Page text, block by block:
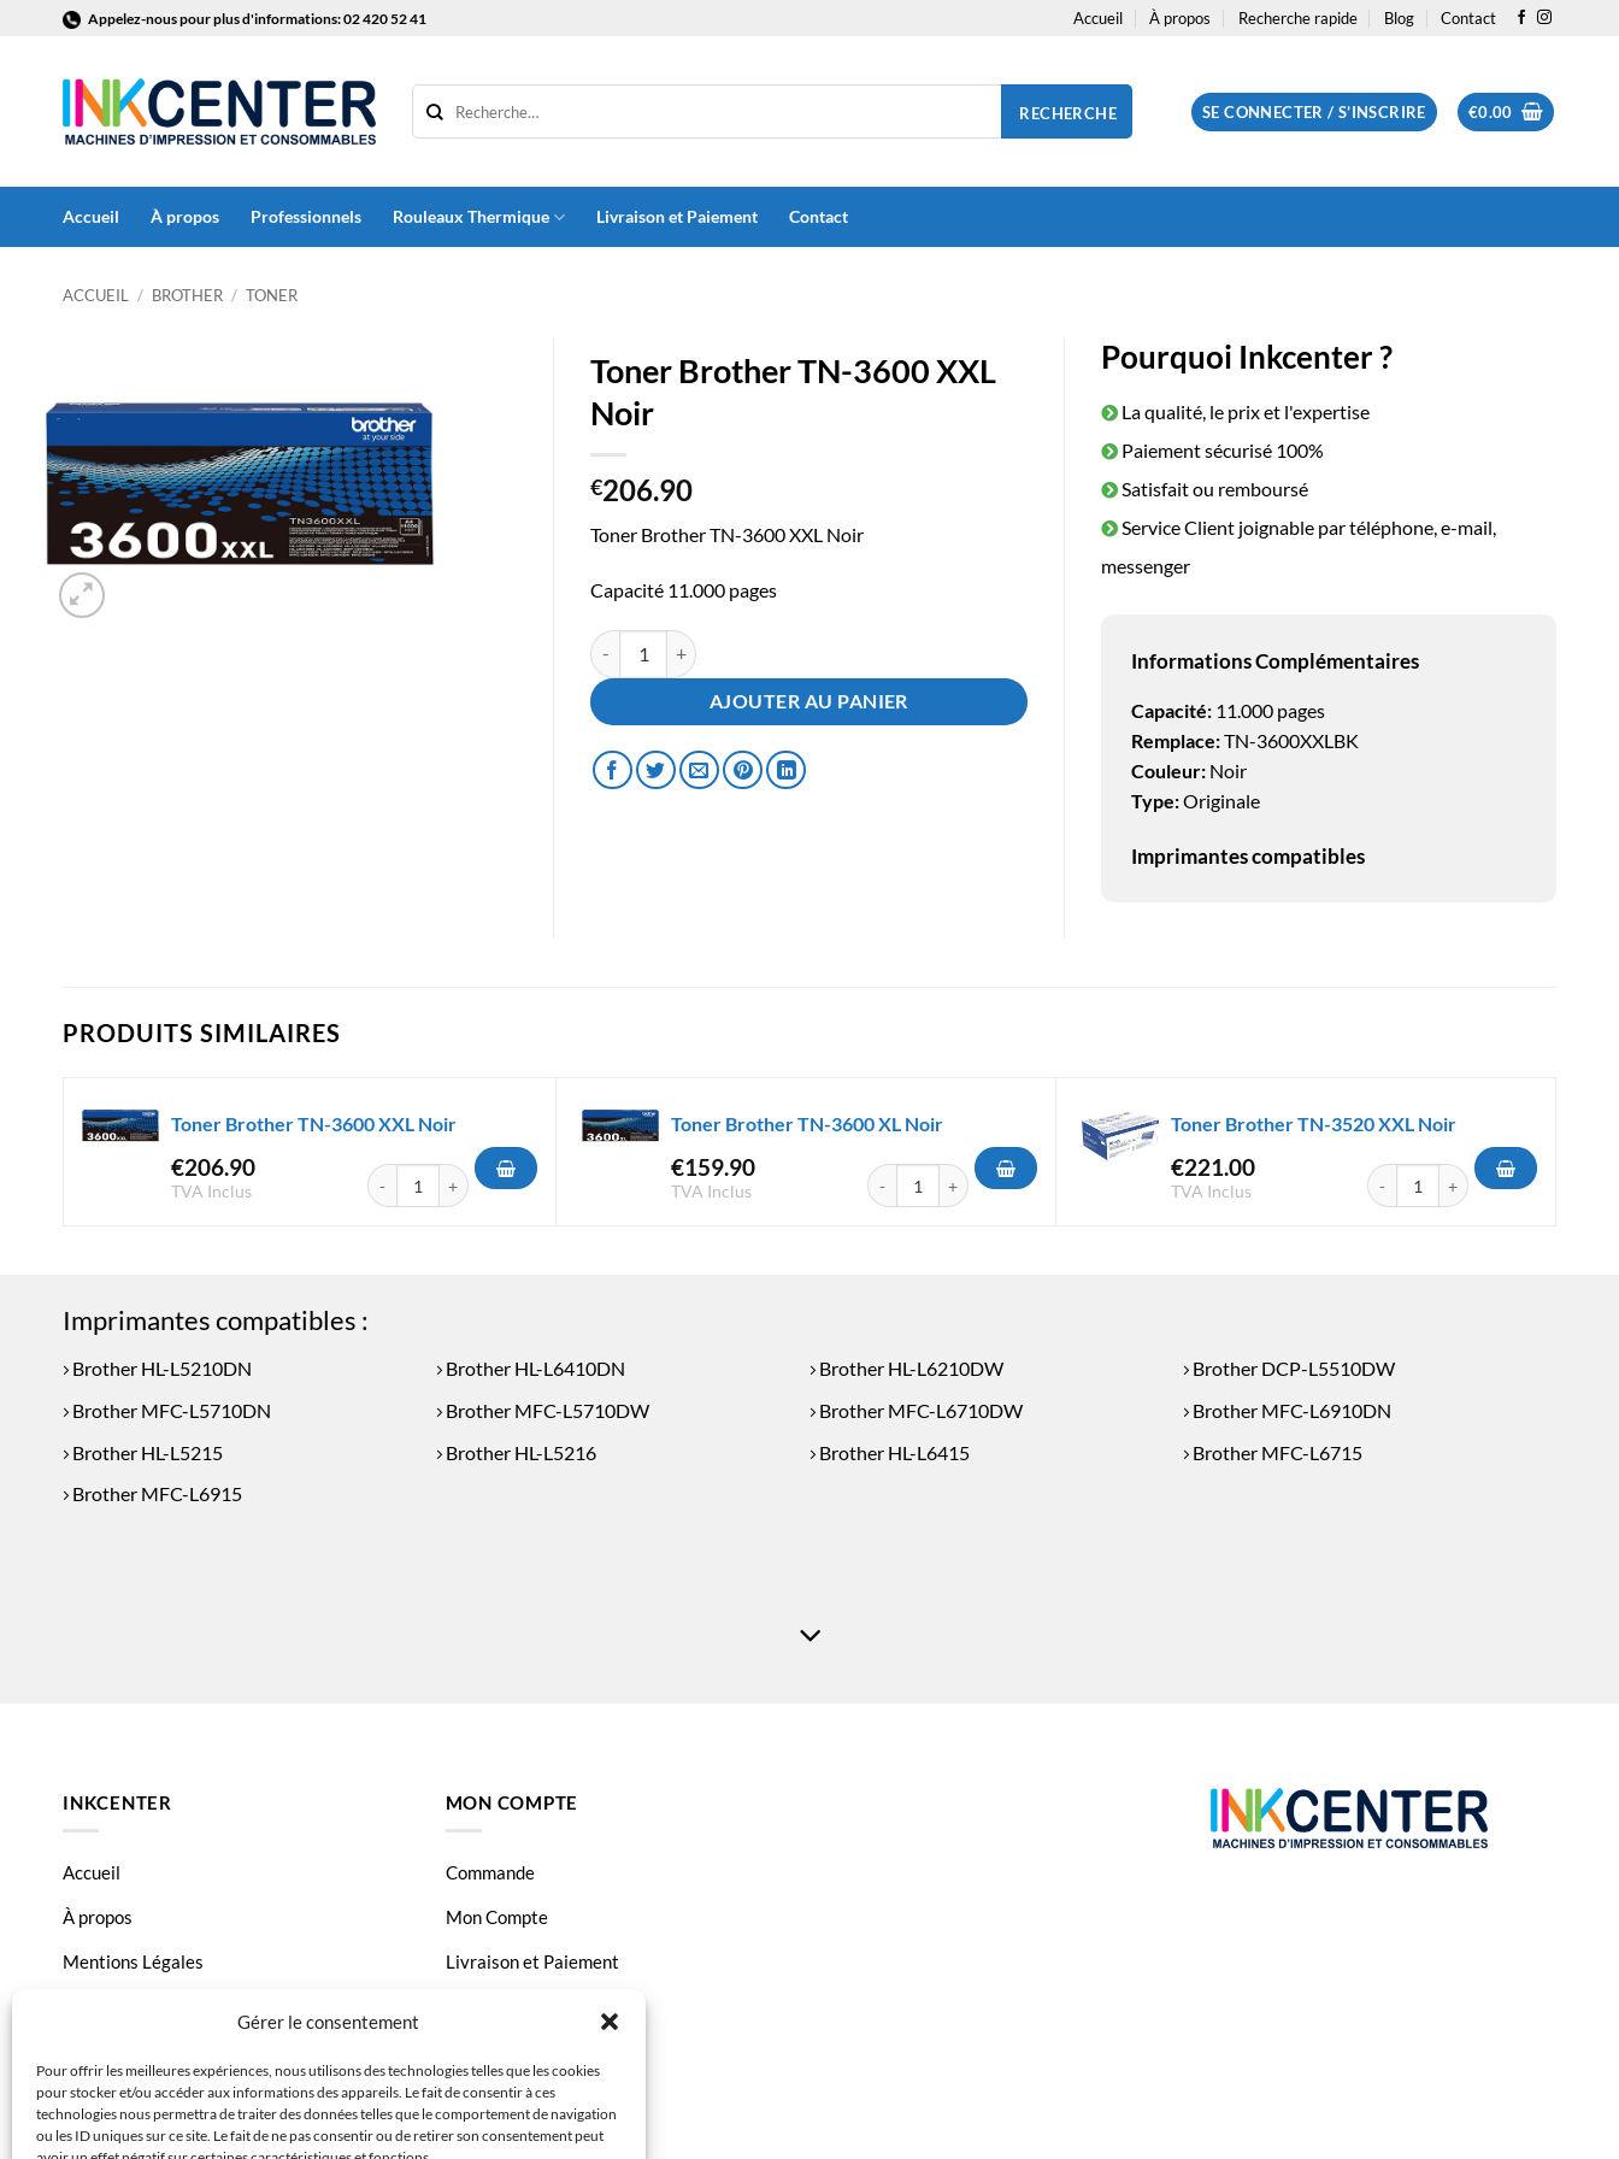
Gérer le consentement
Pour offrir les meilleures expériences, nous utilisons des technologies telles que les cookies
pour stocker et/ou accéder aux informations des appareils. Le fait de consentir à ces
technologies nous permettra de traiter des données telles que le comportement de navigation
ou les ID uniques sur ce site. Le fait de ne pas consentir ou de retirer son consentement peut
contenu
Appelez-nous pour plus d'informations: 02 420 52 41 Accueil À propos Recherche rapide Blog Contact
RECHERCHE SE CONNECTER / S’INSCRIRE €0.00
Accueil À propos Professionnels Rouleaux Thermique Livraison et Paiement Contact
ACCUEIL / BROTHER / TONER
Toner Brother TN-3600 XXL
Noir
€206.90
Toner Brother TN-3600 XXL Noir
Capacité 11.000 pages
quantité de Toner Brother TN-3600 XXL Noir
AJOUTER AU PANIER
Pourquoi Inkcenter ?
La qualité, le prix et l'expertise
Paiement sécurisé 100%
Satisfait ou remboursé
Service Client joignable par téléphone, e-mail,
messenger
Informations Complémentaires
Capacité:11.000 pages
Remplace:TN-3600XXLBK
Couleur: Noir
Type:Originale
Imprimantes compatibles
PRODUITS SIMILAIRES
Toner Brother TN-3600 XXL Noir
€206.90
TVA Inclus
quantité de Toner Brother TN-3600 XXL Noir
Toner Brother TN-3600 XL Noir
€159.90
TVA Inclus
quantité de Toner Brother TN-3600 XL Noir
Toner Brother TN-3520 XXL Noir
€221.00
TVA Inclus
quantité de Toner Brother TN-
Imprimantes compatibles :
Brother HL-L5210DN Brother HL-L6410DN Brother HL-L6210DW
Brother DCP-L5510DW
Brother MFC-L5710DN
Brother MFC-L5710DW Brother MFC-L6710DW
Brother MFC-L6910DN
Brother HL-L5215
Brother HL-L5216 Brother HL-L6415
Brother MFC-L6715
Brother MFC-L6915
INKCENTER
Accueil
À propos
Mentions Légales
Politique de confidentialité
MON COMPTE
Commande
Mon Compte
Livraison et Paiement